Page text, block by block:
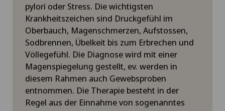
pylori oder Stress. Die wichtigsten
Krankheitszeichen sind Druckgefühl im
Oberbauch, Magenschmerzen, Aufstossen,
Sodbrennen, Übelkeit bis zum Erbrechen und
Völlegefühl. Die Diagnose wird mit einer
Magenspiegelung gestellt, ev. werden in
diesem Rahmen auch Gewebsproben
entnommen. Die Therapie besteht in der
Regel aus der Einnahme von sogenanntes